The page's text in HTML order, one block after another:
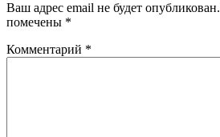
Ваш адрес email не будет опубликован.
помечены *
Комментарий *